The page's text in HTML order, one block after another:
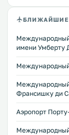
имени Умберту
Франсишку ди
Аэропорт